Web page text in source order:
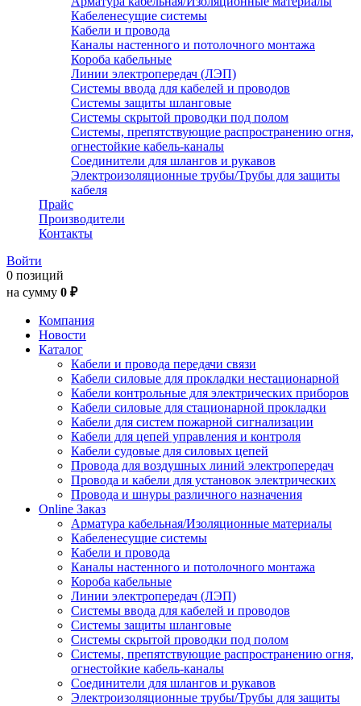
Кабеленесущие системы
Кабели и провода
Каналы настенного и потолочного монтажа
Короба кабельные
Линии электропередач (ЛЭП)
Системы ввода для кабелей и проводов
Системы защиты шланговые
Системы скрытой проводки под полом
Системы, препятствующие распространению огня,
огнестойкие кабель-каналы
Соединители для шлангов и рукавов
Электроизоляционные трубы/Трубы для защиты
кабеля
Прайс
Производители
Контакты
Войти
0 позиций
на сумму 0 ₽
Компания
Новости
Каталог
Кабели и провода передачи связи
Кабели силовые для прокладки нестационарной
Кабели контрольные для электрических приборов
Кабели силовые для стационарной прокладки
Кабели для систем пожарной сигнализации
Кабели для цепей управления и контроля
Кабели судовые для силовых цепей
Провода для воздушных линий электропередач
Провода и кабели для установок электрических
Провода и шнуры различного назначения
Online Заказ
Арматура кабельная/Изоляционные материалы
Кабеленесущие системы
Кабели и провода
Каналы настенного и потолочного монтажа
Короба кабельные
Линии электропередач (ЛЭП)
Системы ввода для кабелей и проводов
Системы защиты шланговые
Системы скрытой проводки под полом
Системы, препятствующие распространению огня,
огнестойкие кабель-каналы
Соединители для шлангов и рукавов
Электроизоляционные трубы/Трубы для защиты